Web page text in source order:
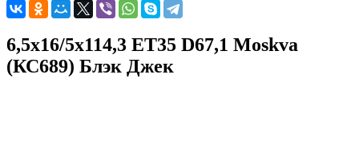
6,5x16/5x114,3 ET35 D67,1 Moskva
(КС689) Блэк Джек